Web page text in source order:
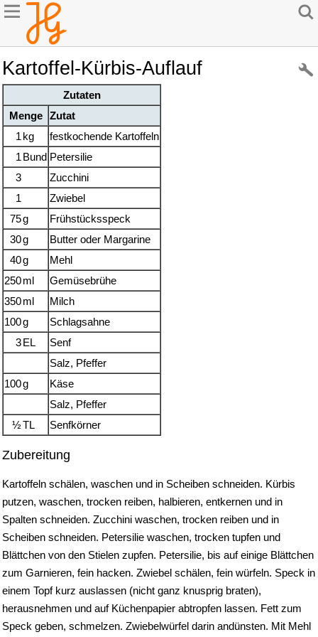
Kartoffel-Kürbis-Auflauf
Zutaten
Menge
Zutat
1 kg
festkochende Kartoffeln
1 Bund Petersilie
3
Zucchini
1
Zwiebel
75g
Frühstücksspeck
30g
Butter oder Margarine
40g
Mehl
250ml
Gemüsebrühe
350ml
Milch
100g
Schlagsahne
3EL
Senf
Salz, Pfeffer
100g
Käse
Salz, Pfeffer
½TL Senfkörner
Zubereitung
Kartoffeln schälen, waschen und in Scheiben schneiden. Kürbis
putzen, waschen, trocken reiben, halbieren, entkernen und in
Spalten schneiden. Zucchini waschen, trocken reiben und in
Scheiben schneiden. Petersilie waschen, trocken tupfen und
Blättchen von den Stielen zupfen. Petersilie, bis auf einige Blättchen
zum Garnieren, fein hacken. Zwiebel schälen, fein würfeln. Speck in
einem Topf kurz auslassen (nicht ganz knusprig braten),
herausnehmen und auf Küchenpapier abtropfen lassen. Fett zum
Speck geben, schmelzen. Zwiebelwürfel darin andünsten. Mit Mehl